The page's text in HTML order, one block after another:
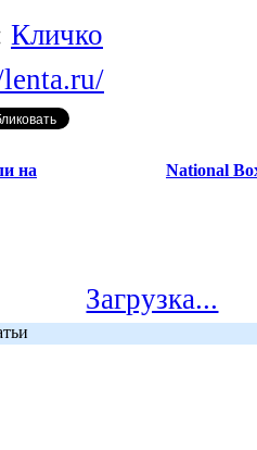
Кличко
на
National
Загрузка...